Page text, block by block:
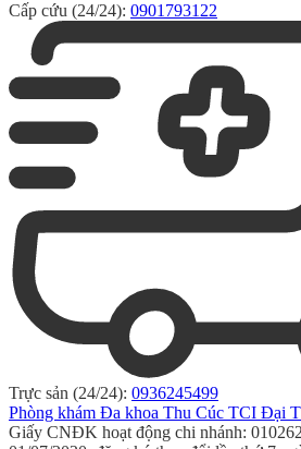
Cấp cứu (24/24): 0901793122
Trực sản (24/24): 0936245499
Phòng khám Đa khoa Thu Cúc TCI Đại
Giấy CNĐK hoạt động chi nhánh: